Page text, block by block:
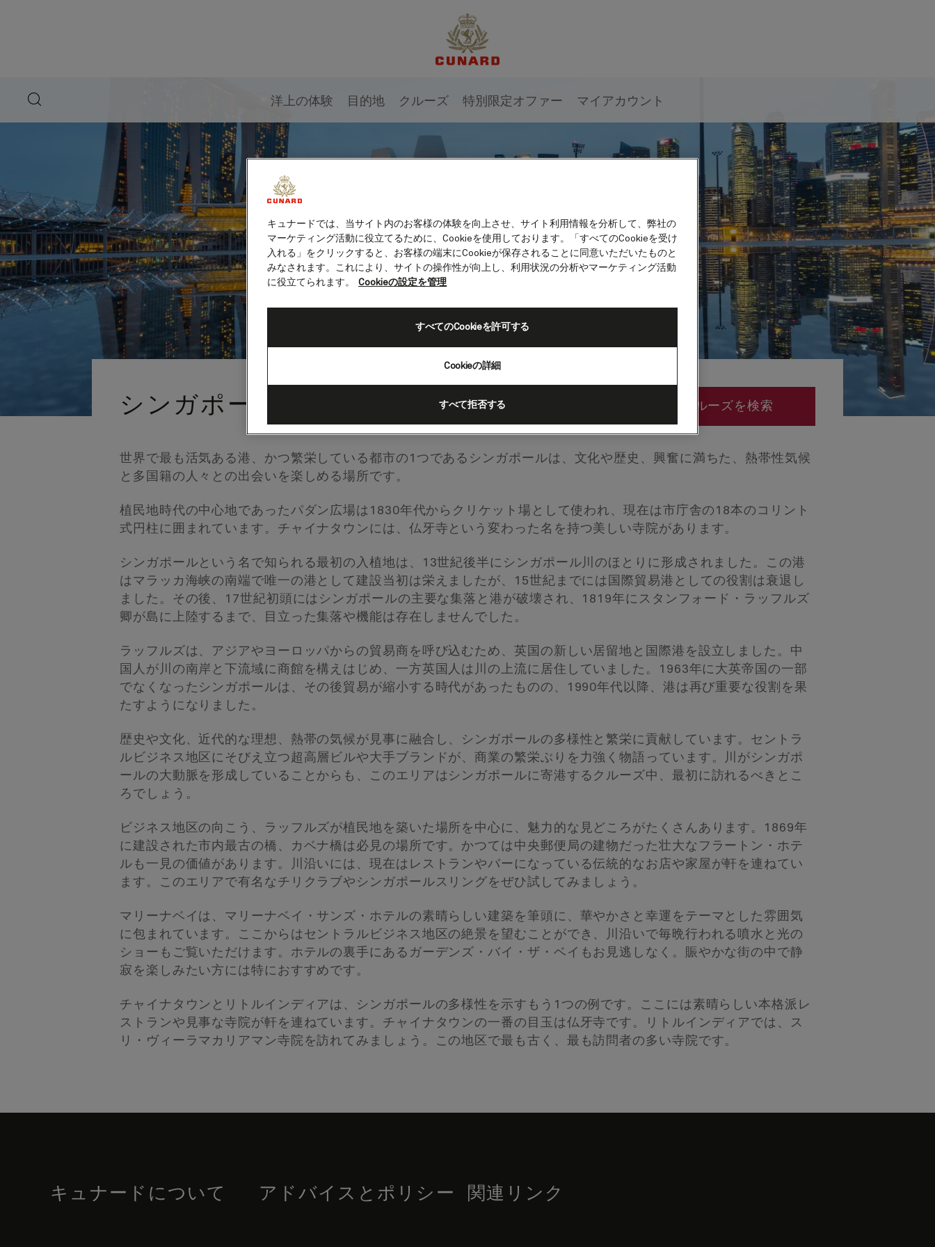
search
button
洋上の体験 目的地 クルーズ 特別限定オファー マイアカウント
シンガポール
世界で最も活気ある港、かつ繁栄している都市の1つであるシンガポールは、文化や歴史、興奮に満ちた、熱帯性気候
と多国籍の人々との出会いを楽しめる場所です。
植民地時代の中心地であったパダン広場は1830年代からクリケット場として使われ、現在は市庁舎の18本のコリント
式円柱に囲まれています。チャイナタウンには、仏牙寺という変わった名を持つ美しい寺院があります。
シンガポールという名で知られる最初の入植地は、13世紀後半にシンガポール川のほとりに形成されました。この港
はマラッカ海峡の南端で唯一の港として建設当初は栄えましたが、15世紀までには国際貿易港としての役割は衰退し
ました。その後、17世紀初頭にはシンガポールの主要な集落と港が破壊され、1819年にスタンフォード・ラッフルズ
卿が島に上陸するまで、目立った集落や機能は存在しませんでした。
ラッフルズは、アジアやヨーロッパからの貿易商を呼び込むため、英国の新しい居留地と国際港を設立しました。中
国人が川の南岸と下流域に商館を構えはじめ、一方英国人は川の上流に居住していました。1963年に大英帝国の一部
でなくなったシンガポールは、その後貿易が縮小する時代があったものの、1990年代以降、港は再び重要な役割を果
たすようになりました。
歴史や文化、近代的な理想、熱帯の気候が見事に融合し、シンガポールの多様性と繁栄に貢献しています。セントラ
ルビジネス地区にそびえ立つ超高層ビルや大手ブランドが、商業の繁栄ぶりを力強く物語っています。川がシンガポ
ールの大動脈を形成していることからも、このエリアはシンガポールに寄港するクルーズ中、最初に訪れるべきとこ
ろでしょう。
ビジネス地区の向こう、ラッフルズが植民地を築いた場所を中心に、魅力的な見どころがたくさんあります。1869年
に建設された市内最古の橋、カベナ橋は必見の場所です。かつては中央郵便局の建物だった壮大なフラートン・ホテ
ルも一見の価値があります。川沿いには、現在はレストランやバーになっている伝統的なお店や家屋が軒を連ねてい
ます。このエリアで有名なチリクラブやシンガポールスリングをぜひ試してみましょう。
マリーナベイは、マリーナベイ・サンズ・ホテルの素晴らしい建築を筆頭に、華やかさと幸運をテーマとした雰囲気
に包まれています。ここからはセントラルビジネス地区の絶景を望むことができ、川沿いで毎晩行われる噴水と光の
ショーもご覧いただけます。ホテルの裏手にあるガーデンズ・バイ・ザ・ベイもお見逃しなく。賑やかな街の中で静
寂を楽しみたい方には特におすすめです。
チャイナタウンとリトルインディアは、シンガポールの多様性を示すもう1つの例です。ここには素晴らしい本格派レ
ストランや見事な寺院が軒を連ねています。チャイナタウンの一番の目玉は仏牙寺です。リトルインディアでは、ス
リ・ヴィーラマカリアマン寺院を訪れてみましょう。この地区で最も古く、最も訪問者の多い寺院です。
クルーズを検索
キュナードについて アドバイスとポリシー 関連リンク
キュナードでは、当サイト内のお客様の体験を向上させ、サイト利用情報を分析して、弊社の
マーケティング活動に役立てるために、Cookieを使用しております。「すべてのCookieを受け
入れる」をクリックすると、お客様の端末にCookieが保存されることに同意いただいたものと
みなされます。これにより、サイトの操作性が向上し、利用状況の分析やマーケティング活動
に役立てられます。
Cookieの設定を管理
Cookieの詳細
すべて拒否する
すべてのCookieを許可する